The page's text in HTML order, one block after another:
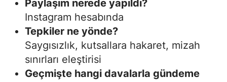
Paylaşım nerede yapıldı?
Instagram hesabında
Tepkiler ne yönde?
Saygısızlık, kutsallara hakaret, mizah
sınırları eleştirisi
Geçmişte hangi davalarla gündeme